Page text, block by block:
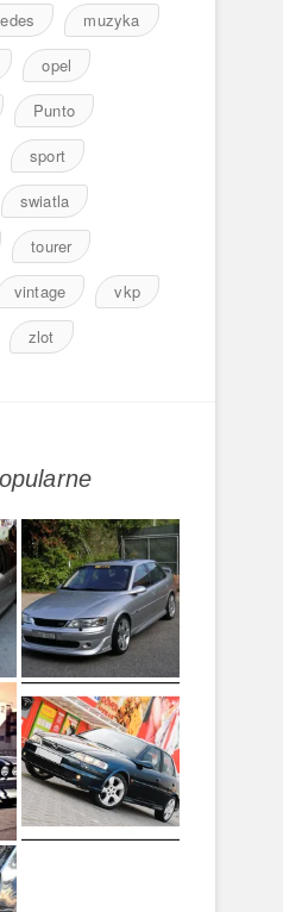
muzyka
opel
Punto
sport
swiatla
tourer
vintage
vkp
zlot